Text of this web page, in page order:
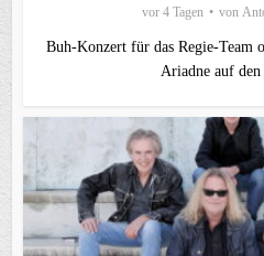
vor 4 Tagen von
Buh-Konzert für das Regie-Team
Ariadne auf den